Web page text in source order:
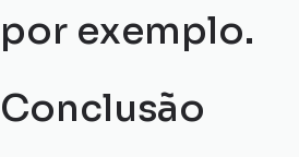
por exemplo.
Conclusão